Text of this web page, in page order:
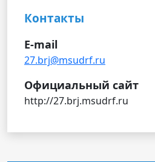
Контакты
E-mail
27.brj@msudrf.ru
Официальный сайт
http://27.brj.msudrf.ru